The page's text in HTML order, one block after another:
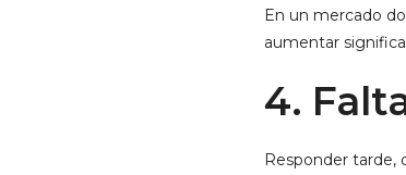
En un mercado
aumentar
4.
Responder tarde,